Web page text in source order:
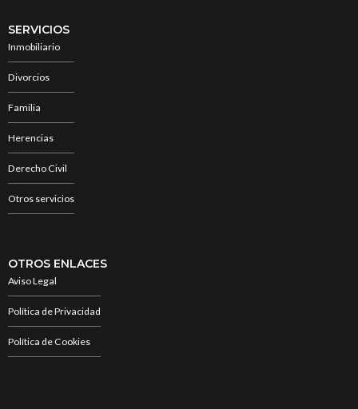
SERVICIOS
Inmobiliario
Divorcios
Familia
Herencias
Derecho Civil
Otros servicios
OTROS ENLACES
Aviso Legal
Política de Privacidad
Política de Cookies